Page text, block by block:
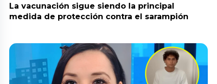
La vacunación sigue siendo la principal
medida de protección contra el sarampión